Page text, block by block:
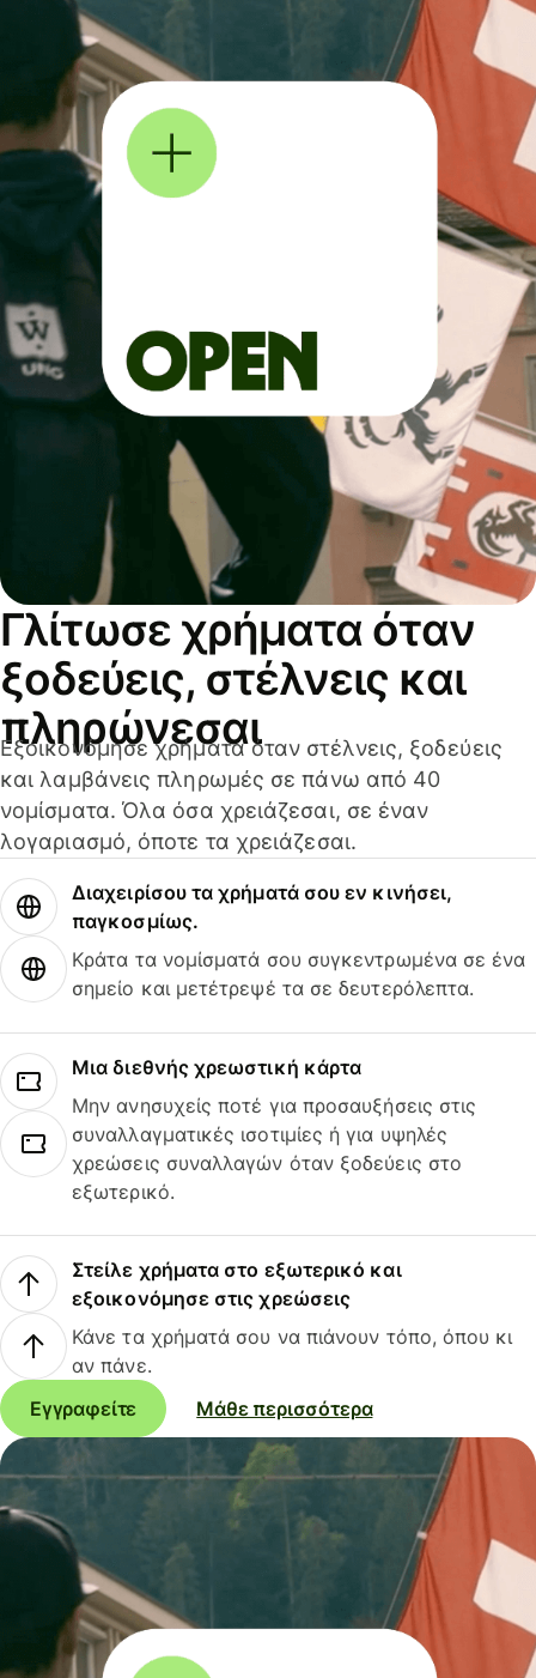
Γλίτωσε χρήματα όταν
ξοδεύεις, στέλνεις και
πληρώνεσαι
Εξοικονόμησε χρήματα όταν στέλνεις, ξοδεύεις
και λαμβάνεις πληρωμές σε πάνω από 40
νομίσματα. Όλα όσα χρειάζεσαι, σε έναν
λογαριασμό, όποτε τα χρειάζεσαι.
Διαχειρίσου τα χρήματά σου εν κινήσει,
παγκοσμίως.
Κράτα τα νομίσματά σου συγκεντρωμένα σε ένα
σημείο και μετέτρεψέ τα σε δευτερόλεπτα.
Μια διεθνής χρεωστική κάρτα
Μην ανησυχείς ποτέ για προσαυξήσεις στις
συναλλαγματικές ισοτιμίες ή για υψηλές
χρεώσεις συναλλαγών όταν ξοδεύεις στο
εξωτερικό.
Στείλε χρήματα στο εξωτερικό και
εξοικονόμησε στις χρεώσεις
Κάνε τα χρήματά σου να πιάνουν τόπο, όπου κι
αν πάνε.
Εγγραφείτε
Μάθε περισσότερα